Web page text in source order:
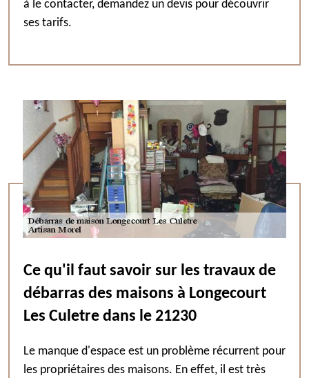
à le contacter, demandez un devis pour découvrir
ses tarifs.
Ce qu'il faut savoir sur les travaux de
débarras des maisons à Longecourt
Les Culetre dans le 21230
Le manque d'espace est un problème récurrent pour
les propriétaires des maisons. En effet, il est très